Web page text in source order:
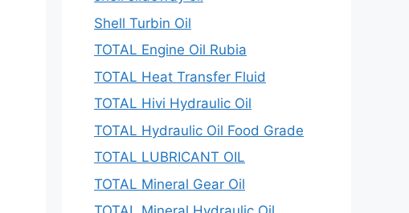
Shell Turbin Oil
TOTAL Engine Oil Rubia
TOTAL Heat Transfer Fluid
TOTAL Hivi Hydraulic Oil
TOTAL Hydraulic Oil Food Grade
TOTAL LUBRICANT OIL
TOTAL Mineral Gear Oil